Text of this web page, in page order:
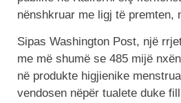
nënshkruar me ligj të premten,
Sipas Washington Post, një
me më shumë se 485 mijë
në produkte higjienike
vendosen nëpër tualete duke